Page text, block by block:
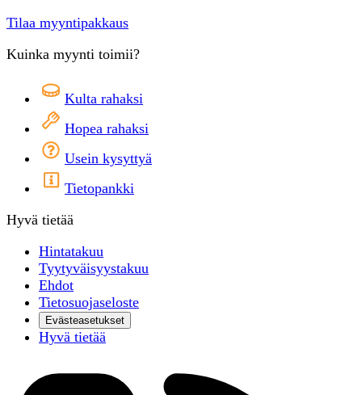
Tilaa myyntipakkaus
Kuinka myynti toimii?
Kulta rahaksi
Hopea rahaksi
Usein kysyttyä
Tietopankki
Hyvä tietää
Hintatakuu
Tyytyväisyystakuu
Ehdot
Tietosuojaseloste
Evästeasetukset
Hyvä tietää